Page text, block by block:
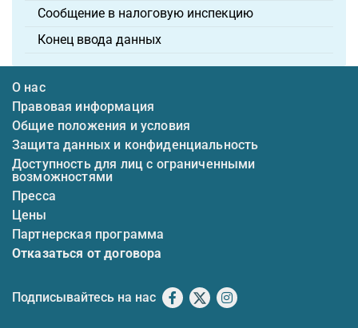
Сообщение в налоговую инспекцию
Конец ввода данных
О нас
Правовая информация
Общие положения и условия
Защита данных и конфиденциальность
Доступность для лиц с ограниченными
возможностями
Пресса
Цены
Партнерская программа
Отказаться от договора
Подписывайтесь на нас Facebook
X Instagram